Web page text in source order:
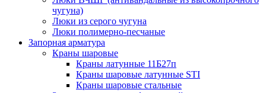
чугуна)
Люки из серого чугуна
Люки полимерно-песчаные
Запорная арматура
Краны шаровые
Краны латунные 11Б27п
Краны шаровые латунные STI
Краны шаровые стальные